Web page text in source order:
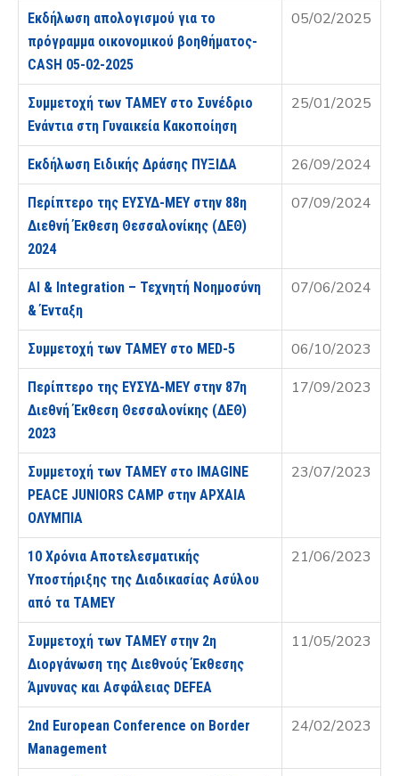
Εκδήλωση απολογισμού για το
πρόγραμμα οικονομικού βοηθήματος-
CASH 05-02-2025
05/02/2025
Συμμετοχή των ΤΑΜΕΥ στο Συνέδριο
Ενάντια στη Γυναικεία Κακοποίηση
25/01/2025
Εκδήλωση Ειδικής Δράσης ΠΥΞΙΔΑ 26/09/2024
Περίπτερο της ΕΥΣΥΔ-ΜΕΥ στην 88η
Διεθνή Έκθεση Θεσσαλονίκης (ΔΕΘ)
2024
07/09/2024
AI & Integration – Τεχνητή Νοημοσύνη
& Ένταξη
07/06/2024
Συμμετοχή των ΤΑΜΕΥ στο MED-5 06/10/2023
Περίπτερο της ΕΥΣΥΔ-ΜΕΥ στην 87η
Διεθνή Έκθεση Θεσσαλονίκης (ΔΕΘ)
2023
17/09/2023
Συμμετοχή των ΤΑΜΕΥ στο IMAGINE
PEACE JUNIORS CAMP στην ΑΡΧΑΙΑ
ΟΛΥΜΠΙΑ
23/07/2023
10 Χρόνια Αποτελεσματικής
Υποστήριξης της Διαδικασίας Ασύλου
από τα ΤΑΜΕΥ
21/06/2023
Συμμετοχή των ΤΑΜΕΥ στην 2η
Διοργάνωση της Διεθνούς Έκθεσης
Άμνυνας και Ασφάλειας DEFEA
11/05/2023
2nd European Conference on Border
Management
24/02/2023